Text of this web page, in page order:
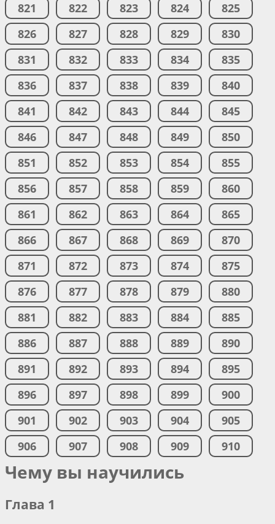
821
822 823 824
825
826
827 828 829
830
831
832 833 834
835
836
837 838 839
840
841
842 843 844
845
846
847 848 849
850
851
852 853 854
855
856
857 858 859
860
861
862 863 864
865
866
867 868 869
870
871
872 873 874
875
876
877 878 879
880
881
882 883 884
885
886
887 888 889
890
891
892 893 894
895
896
897 898 899
900
901
902 903 904
905
906
907 908 909 910
Чему вы научились
Глава 1